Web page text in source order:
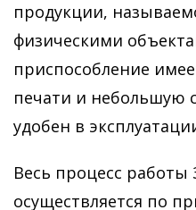
продукции,
физическими
приспособление
печати и небольшую
удобен в
Весь процесс работы
осуществляется по